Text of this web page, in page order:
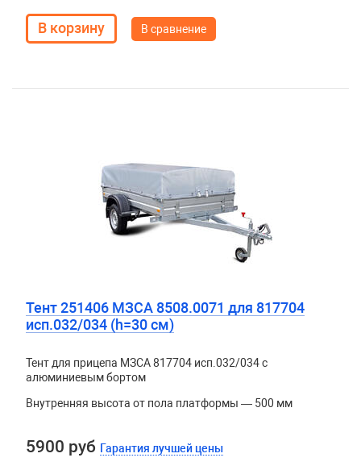
В сравнение
Тент 251406 МЗСА 8508.0071 для 817704
исп.032/034 (h=30 см)
Тент для прицепа МЗСА 817704 исп.032/034 с
алюминиевым бортом
Внутренняя высота от пола платформы — 500 мм
5900 руб Гарантия лучшей цены